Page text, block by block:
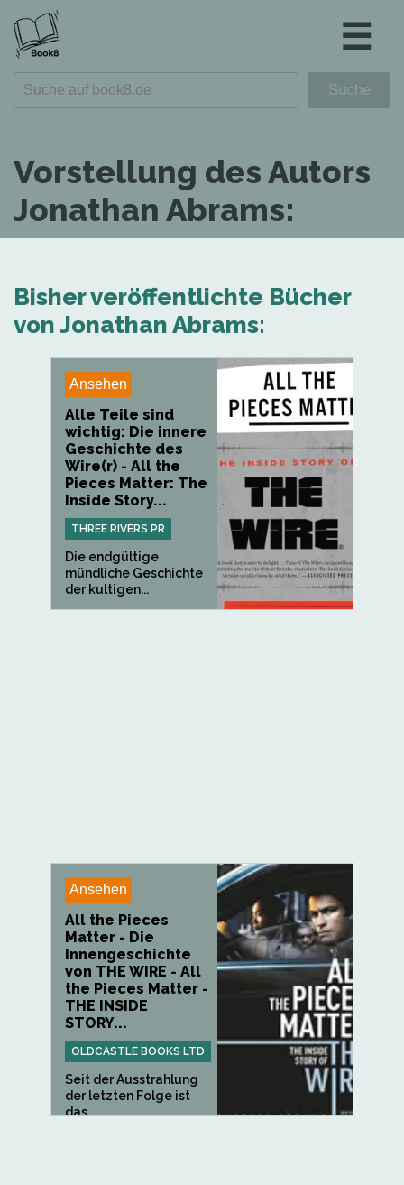
☰
Vorstellung des Autors
Jonathan Abrams:
Bisher veröffentlichte Bücher
von Jonathan Abrams:
Ansehen
Alle Teile sind
wichtig: Die innere
Geschichte des
Wire(r) - All the
Pieces Matter: The
Inside Story...
THREE RIVERS PR
Die endgültige
mündliche Geschichte
der kultigen...
Ansehen
All the Pieces
Matter - Die
Innengeschichte
von THE WIRE - All
the Pieces Matter -
THE INSIDE
STORY...
OLDCASTLE BOOKS LTD
Seit der Ausstrahlung
der letzten Folge ist
das...